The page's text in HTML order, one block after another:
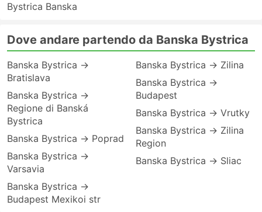
Bystrica Banska
Dove andare partendo da Banska Bystrica
Banska Bystrica →
Bratislava
Banska Bystrica →
Regione di Banská
Bystrica
Banska Bystrica → Poprad
Banska Bystrica →
Varsavia
Banska Bystrica →
Budapest Mexikoi str
Banska Bystrica → Zilina
Banska Bystrica →
Budapest
Banska Bystrica → Vrutky
Banska Bystrica → Zilina
Region
Banska Bystrica → Sliac